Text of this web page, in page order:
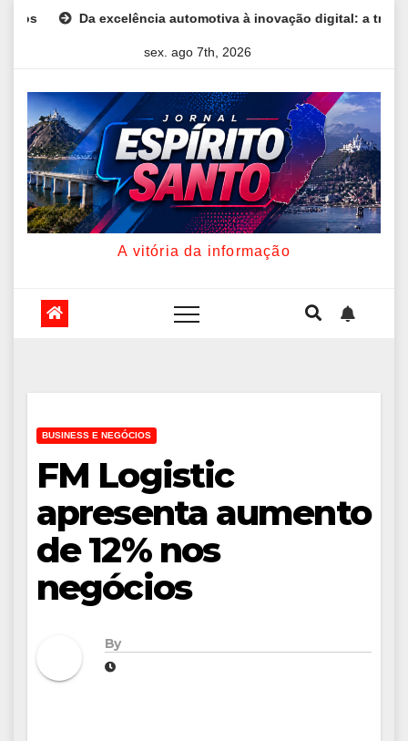
à inovação digital: a trajetória internacional da
sex. ago 7th, 2026
A vitória da informação
BUSINESS E NEGÓCIOS
FM Logistic
apresenta aumento
de 12% nos
negócios
By